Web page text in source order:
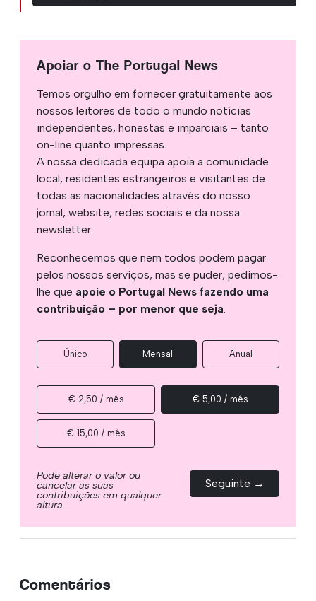
Apoiar o The Portugal News
Temos orgulho em fornecer gratuitamente aos
nossos leitores de todo o mundo notícias
independentes, honestas e imparciais – tanto
on-line quanto impressas.
A nossa dedicada equipa apoia a comunidade
local, residentes estrangeiros e visitantes de
todas as nacionalidades através do nosso
jornal, website, redes sociais e da nossa
newsletter.
Reconhecemos que nem todos podem pagar
pelos nossos serviços, mas se puder, pedimos-
lhe que apoie o Portugal News fazendo uma
contribuição – por menor que seja.
Único Mensal Anual
€ 2,50 / mês € 5,00 / mês
€ 15,00 / mês
Pode alterar o valor ou
cancelar as suas
contribuições em qualquer
altura.
Seguinte →
Comentários